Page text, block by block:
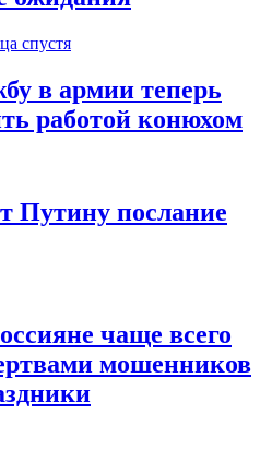
спустя
в армии теперь
работой конюхом
Путину послание
чаще всего
мошенников